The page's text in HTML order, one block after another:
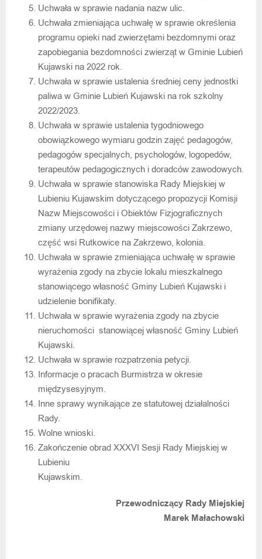
Uchwała w sprawie nadania nazw ulic.
Uchwała zmieniająca uchwałę w sprawie określenia
programu opieki nad zwierzętami bezdomnymi oraz
zapobiegania bezdomności zwierząt w Gminie Lubień
Kujawski na 2022 rok.
Uchwała w sprawie ustalenia średniej ceny jednostki
paliwa w Gminie Lubień Kujawski na rok szkolny
2022/2023.
Uchwała w sprawie ustalenia tygodniowego
obowiązkowego wymiaru godzin zajęć pedagogów,
pedagogów specjalnych, psychologów, logopedów,
terapeutów pedagogicznych i doradców zawodowych.
Uchwała w sprawie stanowiska Rady Miejskiej w
Lubieniu Kujawskim dotyczącego propozycji Komisji
Nazw Miejscowości i Obiektów Fizjograficznych
zmiany urzędowej nazwy miejscowości Zakrzewo,
część wsi Rutkowice na Zakrzewo, kolonia.
Uchwała w sprawie zmieniająca uchwałę w sprawie
wyrażenia zgody na zbycie lokalu mieszkalnego
stanowiącego własność Gminy Lubień Kujawski i
udzielenie bonifikaty.
Uchwała w sprawie wyrażenia zgody na zbycie
nieruchomości stanowiącej własność Gminy Lubień
Kujawski.
Uchwała w sprawie rozpatrzenia petycji.
Informacje o pracach Burmistrza w okresie
międzysesyjnym.
Inne sprawy wynikające ze statutowej działalności
Rady.
Wolne wnioski.
Zakończenie obrad XXXVI Sesji Rady Miejskiej w
Lubieniu
Kujawskim.
Przewodniczący Rady Miejskiej
Marek Małachowski